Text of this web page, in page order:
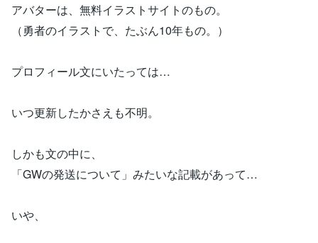
アバターは、無料イラストサイトのもの。
（勇者のイラストで、たぶん10年もの。）
プロフィール文にいたっては…
いつ更新したかさえも不明。
しかも文の中に、
「GWの発送について」みたいな記載があって…
いや、